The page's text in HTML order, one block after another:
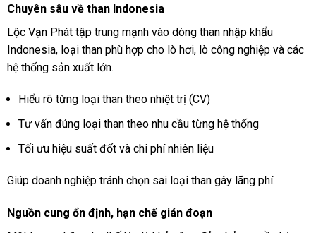
Chuyên sâu về than Indonesia
Lộc Vạn Phát tập trung mạnh vào dòng than nhập khẩu
Indonesia, loại than phù hợp cho lò hơi, lò công nghiệp và các
hệ thống sản xuất lớn.
Hiểu rõ từng loại than theo nhiệt trị (CV)
Tư vấn đúng loại than theo nhu cầu từng hệ thống
Tối ưu hiệu suất đốt và chi phí nhiên liệu
Giúp doanh nghiệp tránh chọn sai loại than gây lãng phí.
Nguồn cung ổn định, hạn chế gián đoạn